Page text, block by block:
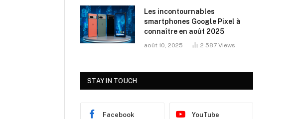
Les incontournables
smartphones Google Pixel à
connaître en août 2025
août 10, 2025 2 587 Views
STAY IN TOUCH
Facebook YouTube